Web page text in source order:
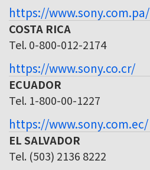
https://www.sony.com.pa/
COSTA RICA
Tel. 0-800-012-2174
https://www.sony.co.cr/
ECUADOR
Tel. 1-800-00-1227
https://www.sony.com.ec/
EL SALVADOR
Tel. (503) 2136 8222